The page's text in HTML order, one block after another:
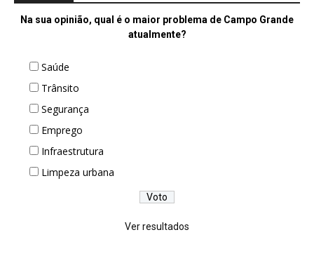
Na sua opinião, qual é o maior problema de Campo Grande
atualmente?
Saúde
Trânsito
Segurança
Emprego
Infraestrutura
Limpeza urbana
Ver resultados